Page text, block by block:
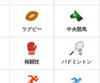
ラグビー 中央競馬
格闘技 バドミントン